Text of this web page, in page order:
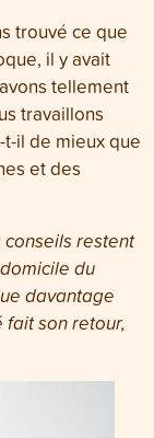
trouvé ce que
il y avait
tellement
travaillons
il de mieux que
et des
restent
du
davantage
son retour,